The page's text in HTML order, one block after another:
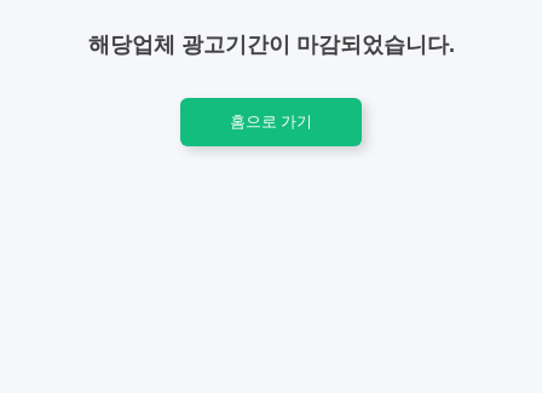
해당업체 광고기간이 마감되었습니다.
홈으로 가기